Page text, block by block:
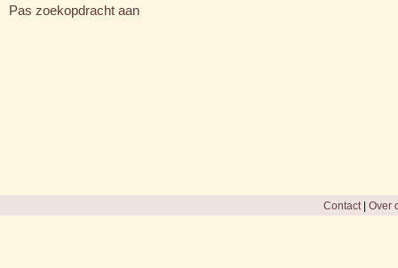
Pas zoekopdracht aan
Contact| Over